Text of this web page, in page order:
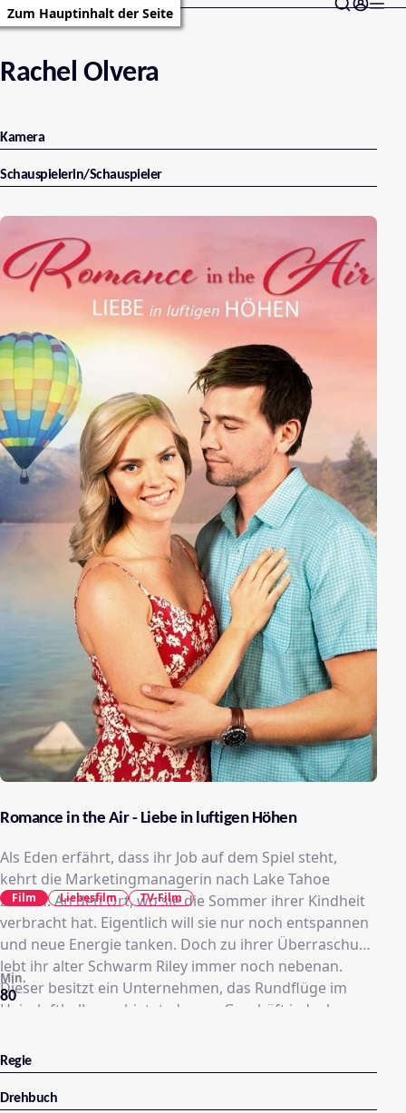
Zum Hauptinhalt der Seite
Rachel Olvera
Kamera
Schauspielerin/Schauspieler
Romance in the Air - Liebe in luftigen Höhen
Als Eden erfährt, dass ihr Job auf dem Spiel steht,
kehrt die Marketingmanagerin nach Lake Tahoe
zurück. An den Ort, wo sie die Sommer ihrer Kindheit
verbracht hat. Eigentlich will sie nur noch entspannen
und neue Energie tanken. Doch zu ihrer Überraschung
lebt ihr alter Schwarm Riley immer noch nebenan.
Dieser besitzt ein Unternehmen, das Rundflüge im
Heissluftballon anbietet, dessen Geschäft jedoch
beschliesst Riley zu helfen, merkt jedoch schnell, dass
die alten Gefühle wieder aufflammen. Soll sie in ihr
altes Leben – und ihrem Freund – zurückkehren oder
80
Min.
Film Liebesfilm TV-Film
Regie
Drehbuch